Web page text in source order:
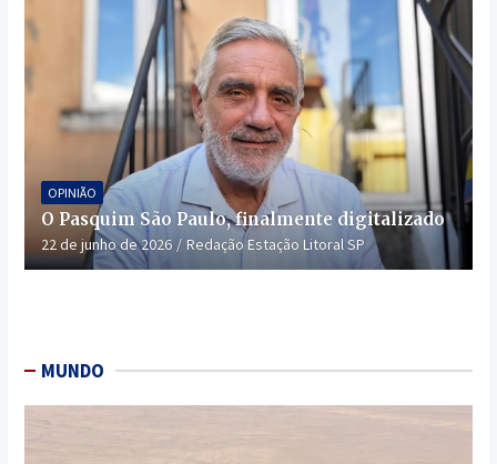
OPINIÃO
O Pasquim São Paulo, finalmente digitalizado
22 de junho de 2026 Redação Estação Litoral SP
MUNDO